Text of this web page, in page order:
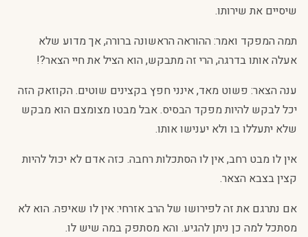
שיסיים את שירותו.
תמה המפקד ואמר: ההוראה הראשונה ברורה, אך מדוע שלא
אעלה אותו בדרגה, הרי זה מתבקש, הוא הציל את חיי הצאר?!
ענה הצאר: פשוט מאד, אינני חפץ בקצינים שוטים. הקוזאק הזה
יכל לבקש להיות מפקד הבסיס. אבל מבטו מצומצם הוא מבקש
שלא יתעללו בו ולא יענישו אותו.
אין לו מבט רחב, אין לו הסתכלות רחבה. כזה אדם לא יכול להיות
קצין בצבא הצאר.
אם נתרגם את זה לפירושו של הרב אזרחי: אין לו שאיפה. הוא לא
מסתכל למה כן ניתן להגיע. והא מסתפק במה שיש לו.